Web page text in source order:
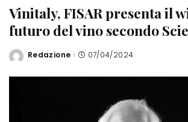
Vinitaly, FISAR presenta il
futuro del vino secondo
Posted
Redazione 07/04/2024